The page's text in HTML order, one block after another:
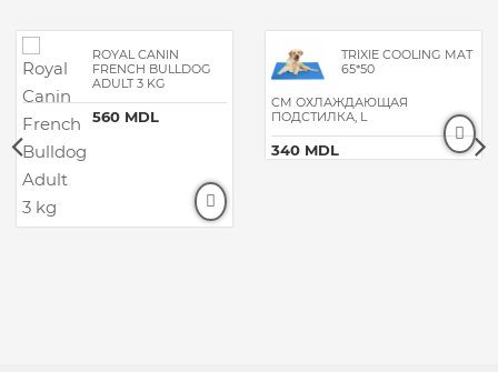
ROYAL CANIN
FRENCH BULLDOG
ADULT 3 KG
560 MDL
TRIXIE COOLING MAT
65*50
CM ОХЛАЖДАЮЩАЯ
ПОДСТИЛКА, L
340 MDL